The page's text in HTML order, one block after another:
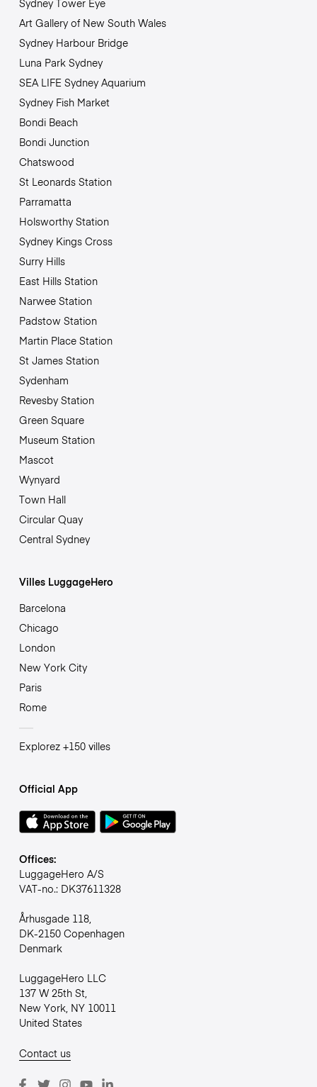
Art Gallery of New South Wales
Sydney Harbour Bridge
Luna Park Sydney
SEA LIFE Sydney Aquarium
Sydney Fish Market
Bondi Beach
Bondi Junction
Chatswood
St Leonards Station
Parramatta
Holsworthy Station
Sydney Kings Cross
Surry Hills
East Hills Station
Narwee Station
Padstow Station
Martin Place Station
St James Station
Sydenham
Revesby Station
Green Square
Museum Station
Mascot
Wynyard
Town Hall
Circular Quay
Central Sydney
Villes LuggageHero
Barcelona
Chicago
London
New York City
Paris
Rome
Explorez +150 villes
Official App
Offices:
LuggageHero A/S
VAT-no.: DK37611328
Århusgade 118,
DK-2150 Copenhagen
Denmark
LuggageHero LLC
137 W 25th St,
New York, NY 10011
United States
Contact us